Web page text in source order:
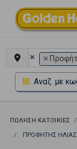
× ×
Αναζ. με
ΠΏΛΗΣΗ ΚΑΤΟΙΚΊΕΣ
ΠΡΟΦΉΤΗΣ ΗΛΊΑΣ